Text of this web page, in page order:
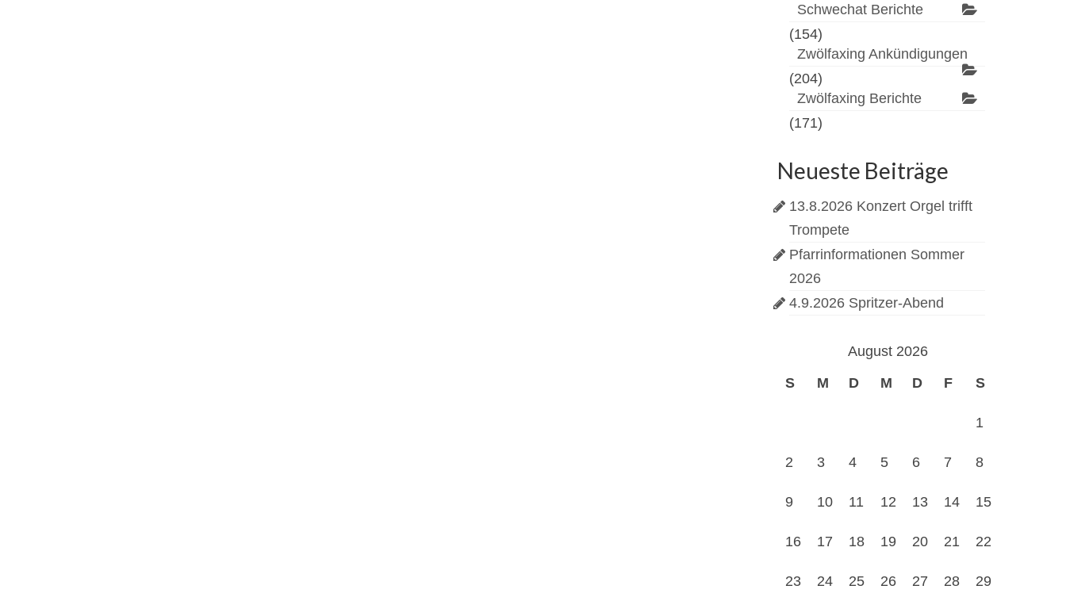
Schwechat Berichte
(154)
Zwölfaxing Ankündigungen
(204)
Zwölfaxing Berichte
(171)
Neueste Beiträge
13.8.2026 Konzert Orgel trifft
Trompete
Pfarrinformationen Sommer
2026
4.9.2026 Spritzer-Abend
August 2026
S
M D M D F S
1
2 3 4 5 6 7 8
9 10 11 12 13 14 15
16 17 18 19 20 21 22
23 24 25 26 27 28 29